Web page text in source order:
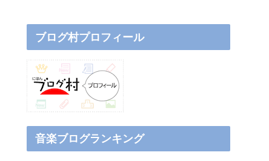
ブログ村プロフィール
音楽ブログランキング